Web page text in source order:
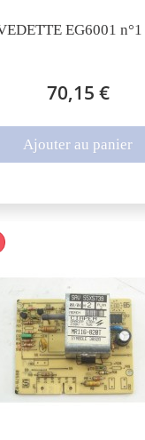
EG6001
70,15 €
Ajouter au panier